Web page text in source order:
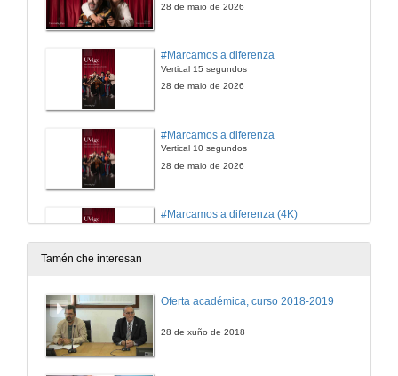
28 de maio de 2026
#Marcamos a diferenza
Vertical 15 segundos
28 de maio de 2026
#Marcamos a diferenza
Vertical 10 segundos
28 de maio de 2026
#Marcamos a diferenza (4K)
28 de maio de 2026
#Marcamos a diferenza
Spotify
Tamén che interesan
Oferta académica, curso 2018-2019
28 de xuño de 2018